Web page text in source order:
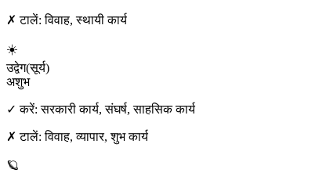
✗ टालें:विवाह, स्थायी कार्य
☀️
उद्वेग(सूर्य)
अशुभ
✓ करें:सरकारी कार्य, संघर्ष, साहसिक कार्य
✗ टालें:विवाह, व्यापार, शुभ कार्य
🪐